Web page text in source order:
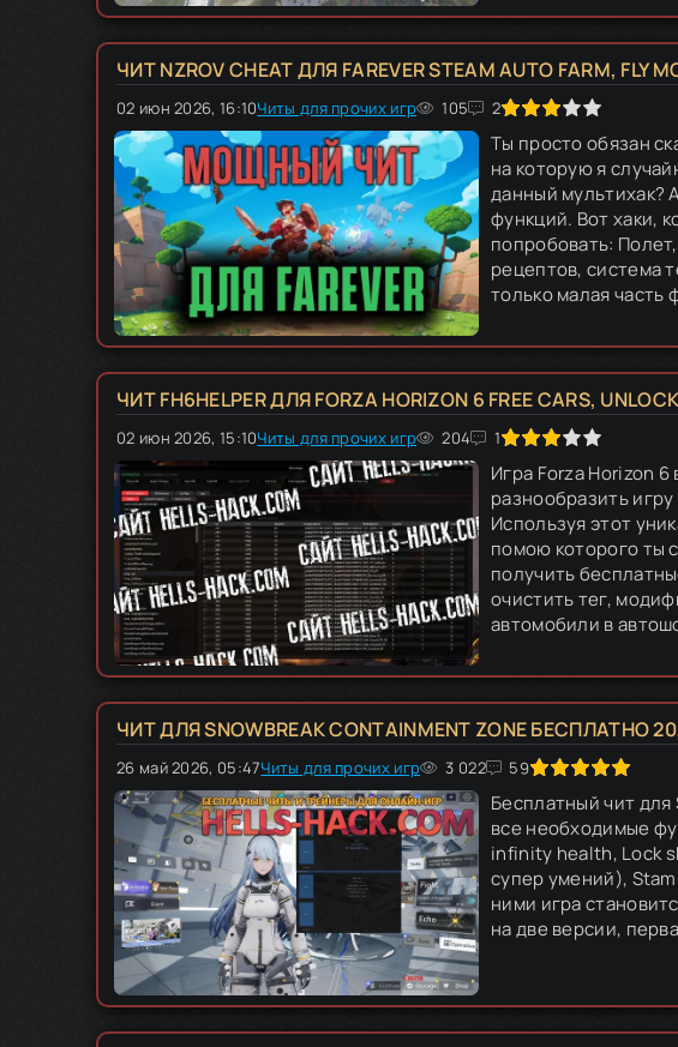
ЧИТ NZROV CHEAT ДЛЯ FAREVER STEAM AUTO FARM, FLY
02 июн 2026, 16:10Читы для прочих игр 105 2
60 1 2 3 4 5
Ты просто обязан
на которую я
данный мультихак?
функций. Вот хаки,
попробовать:
рецептов, система
только малая часть
ЧИТ FH6HELPER ДЛЯ FORZA HORIZON 6 FREE CARS,
02 июн 2026, 15:10Читы для прочих игр 204 1
60 1 2 3 4 5
Игра Forza Horizon
разнообразить
Используя этот
помою которого ты
получить
очистить тег,
автомобили в
ЧИТ ДЛЯ SNOWBREAK CONTAINMENT ZONE БЕСПЛАТНО
26 май 2026, 05:47Читы для прочих игр 3 022 59
100 1 2 3 4 5
Бесплатный чит
все необходимые
infinity health, Lock
супер умений),
ними игра
на две версии,